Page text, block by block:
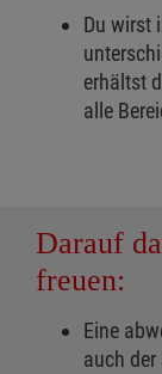
Du wirst
erhältst
alle
Darauf
freuen:
Eine
auch